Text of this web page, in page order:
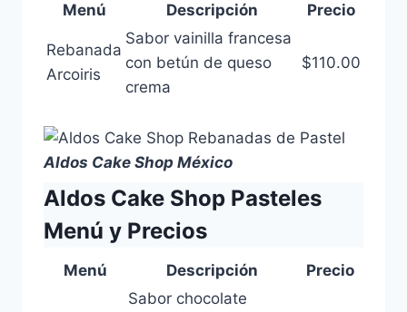
Menú Descripción Precio
Rebanada
Arcoiris
Sabor vainilla francesa
con betún de queso
crema
$110.00
Aldos Cake Shop México
Aldos Cake Shop Pasteles
Menú y Precios
Menú Descripción Precio
Sabor chocolate